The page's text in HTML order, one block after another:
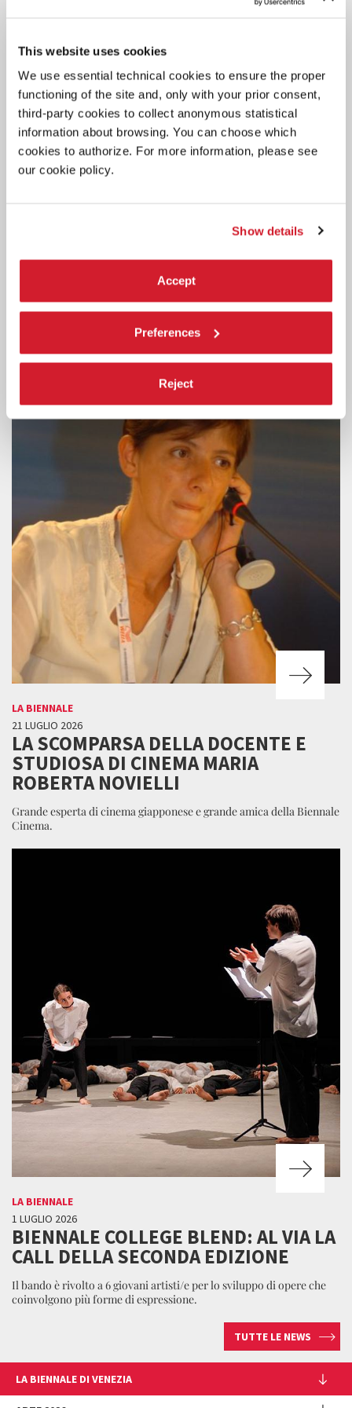
This website uses cookies
We use essential technical cookies to ensure the proper
functioning of the site and, only with your prior consent,
third-party cookies to collect anonymous statistical
information about browsing. You can choose which
cookies to authorize. For more information, please see
our cookie policy.
Show details
Accept
Preferences
Reject
L’UNDICESIMA PUNTATA DEL
PODCAST LA BIENNALE ON AIR
Biennale Danza 2026 raccontata dai suoi protagonisti / Un
intervento esclusivo di Frances Rings e Stephen Page / Leoni d’oro
di Danza con Bangarra Dance Theatre / Altri contributi di
Francesco Casetti, Manuela Infante e Gala Porras-Kim.
LA BIENNALE
21 LUGLIO 2026
LA SCOMPARSA DELLA DOCENTE E
STUDIOSA DI CINEMA MARIA
ROBERTA NOVIELLI
Grande esperta di cinema giapponese e grande amica della Biennale
Cinema.
LA BIENNALE
1 LUGLIO 2026
BIENNALE COLLEGE BLEND: AL VIA LA
CALL DELLA SECONDA EDIZIONE
Il bando è rivolto a 6 giovani artisti/e per lo sviluppo di opere che
coinvolgono più forme di espressione.
TUTTE LE NEWS
LA BIENNALE DI VENEZIA